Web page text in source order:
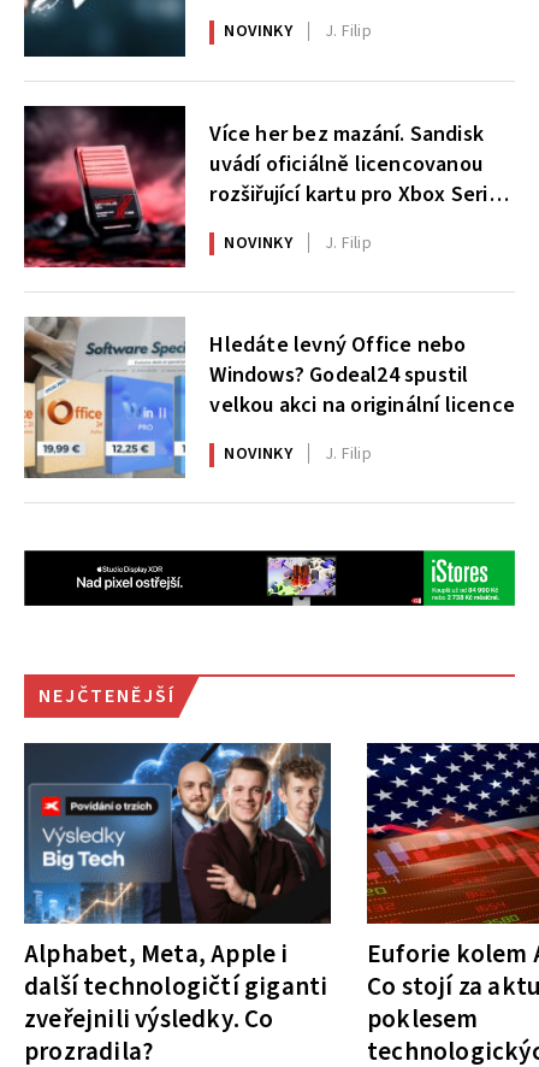
NOVINKY J. Filip
Více her bez mazání. Sandisk
uvádí oficiálně licencovanou
rozšiřující kartu pro Xbox Series
X|S
NOVINKY J. Filip
Hledáte levný Office nebo
Windows? Godeal24 spustil
velkou akci na originální licence
NOVINKY J. Filip
NEJČTENĚJŠÍ
Alphabet, Meta, Apple i
další technologičtí giganti
zveřejnili výsledky. Co
prozradila?
Euforie kolem
Co stojí za
poklesem